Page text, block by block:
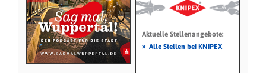
Aktuelle Stellenangebote:
» Alle Stellen bei KNIPEX